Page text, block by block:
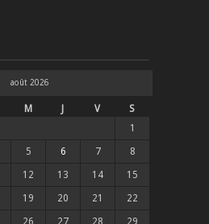
août 2026
M V
S
1
5 6 7 8
12 13 14 15
19 20 21 22
26 27 28 29